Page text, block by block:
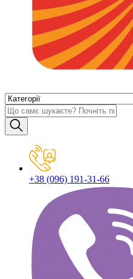
+38 (096) 191-31-66